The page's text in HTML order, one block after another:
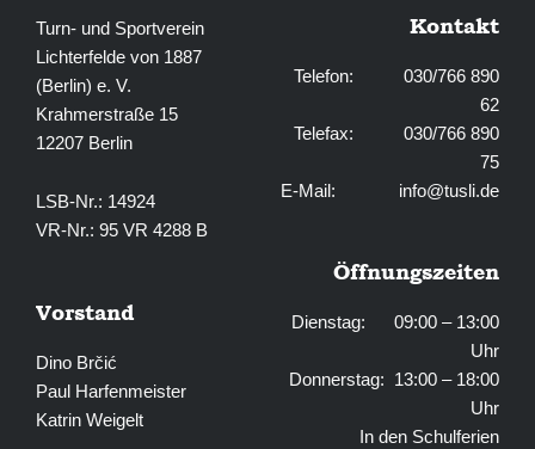
Turn- und Sportverein
Lichterfelde von 1887
(Berlin) e. V.
Krahmerstraße 15
12207 Berlin
LSB-Nr.: 14924
VR-Nr.: 95 VR 4288 B
Vorstand
Dino Brčić
Paul Harfenmeister
Katrin Weigelt
Kontakt
Telefon: 030/766 890
62
Telefax: 030/766 890
75
E-Mail: info@tusli.de
Öffnungszeiten
Dienstag: 09:00 – 13:00
Uhr
Donnerstag: 13:00 – 18:00
Uhr
In den Schulferien